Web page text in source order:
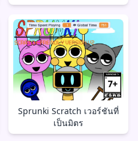
Sprunki Scratch เวอร์ชันที่
เป็นมิตร